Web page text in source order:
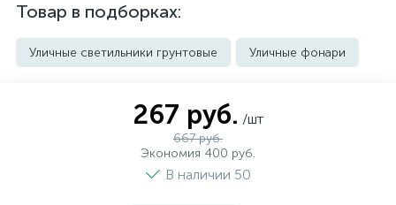
Товар в подборках:
Уличные светильники грунтовые Уличные фонари
267 руб. /шт
667 руб.
Экономия 400 руб.
В наличии 50